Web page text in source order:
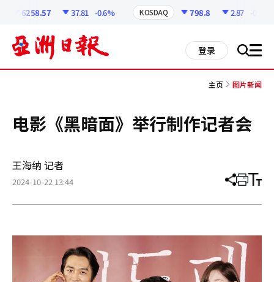
6258.57 37.81 -0.6% KOSDAQ 798.8 2.87 -0.36%
登录 搜 all
主页 图片新闻
电影《黑暗面》举行制作记者会
王海纳 记者
2024-10-22 13:44 分
章
打 调
小